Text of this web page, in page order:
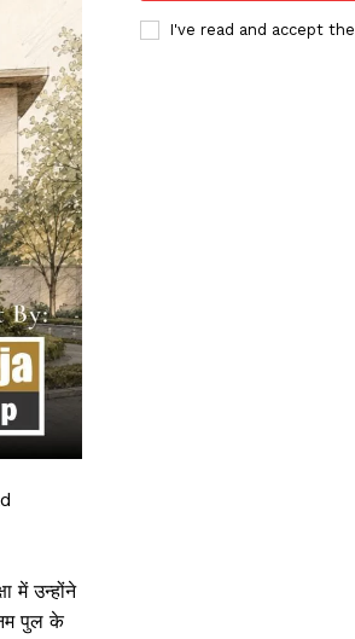
में उन्होंने
पुल के
I've read and accept the